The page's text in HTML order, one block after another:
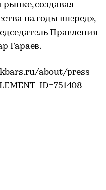
создавая
на годы вперед»,
Правления
Гараев.
about/press-